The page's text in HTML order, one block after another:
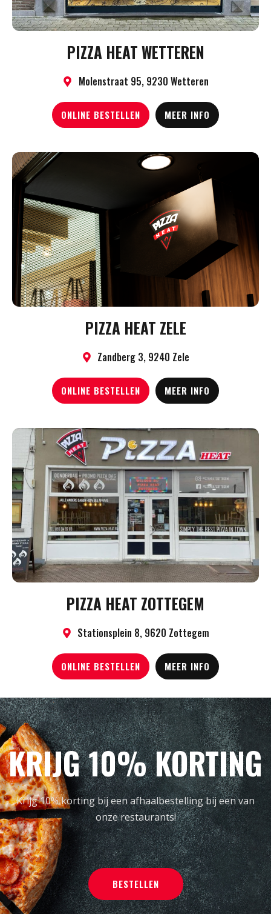
PIZZA HEAT WETTEREN
Molenstraat 95, 9230 Wetteren
ONLINE BESTELLEN MEER INFO
PIZZA HEAT ZELE
Zandberg 3, 9240 Zele
ONLINE BESTELLEN MEER INFO
PIZZA HEAT ZOTTEGEM
Stationsplein 8, 9620 Zottegem
ONLINE BESTELLEN MEER INFO
KRIJG 10% KORTING
Krijg 10% korting bij een afhaalbestelling bij een van
onze restaurants!
BESTELLEN